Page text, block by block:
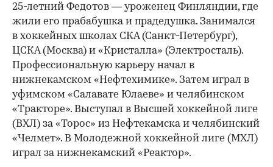
25-летний Федотов — уроженец Финляндии, где
жили его прабабушка и прадедушка. Занимался
в хоккейных школах СКА (Санкт-Петербург),
ЦСКА (Москва) и «Кристалла» (Электросталь).
Профессиональную карьеру начал в
нижнекамском «Нефтехимике». Затем играл в
уфимском «Салавате Юлаеве» и челябинском
«Тракторе». Выступал в Высшей хоккейной лиге
(ВХЛ) за «Торос» из Нефтекамска и челябинский
«Челмет». В Молодежной хоккейной лиге (МХЛ)
играл за нижнекамский «Реактор».